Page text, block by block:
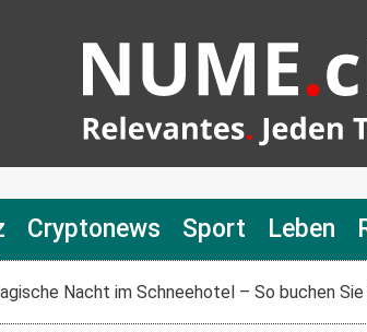
Cryptonews Sport Leben
Nacht im Schneehotel – So buchen